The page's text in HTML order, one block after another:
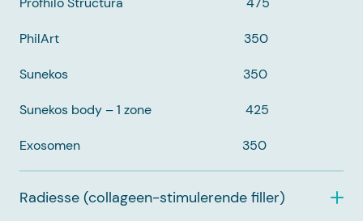
PhilArt 350
Sunekos 350
Sunekos body – 1 zone 425
Exosomen 350
Radiesse (collageen-stimulerende filler)